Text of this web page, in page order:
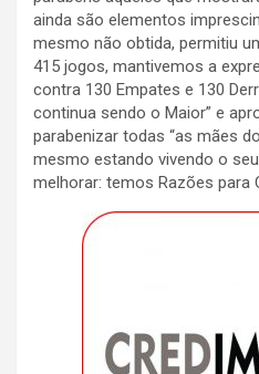
ainda são elementos
mesmo não obtida, permitiu
415 jogos, mantivemos a
contra 130 Empates e 130
continua sendo o Maior” e
parabenizar todas “as mães
mesmo estando vivendo o
melhorar: temos Razões para